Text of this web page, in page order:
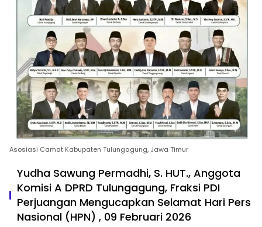
Asosiasi Camat Kabupaten Tulungagung, Jawa Timur
Yudha Sawung Permadhi, S. HUT., Anggota
Komisi A DPRD Tulungagung, Fraksi PDI
Perjuangan Mengucapkan Selamat Hari Pers
Nasional (HPN) , 09 Februari 2026